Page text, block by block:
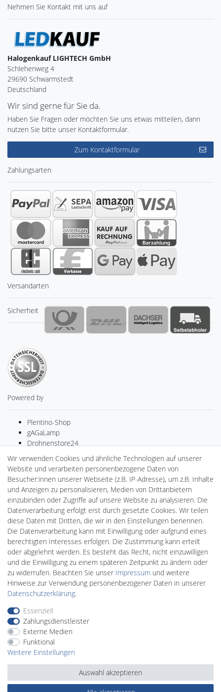
Nehmen Sie Kontakt mit uns auf
Halogenkauf LIGHTECH GmbH
Schlehenweg 4
29690 Schwarmstedt
Deutschland
Wir sind gerne für Sie da.
Haben Sie Fragen oder möchten Sie uns etwas mitteilen, dann
nutzen Sie bitte unser Kontaktformular.
Zum Kontaktformular
Zahlungsarten
Versandarten
Sicherheit
Powered by
Plentino-Shop
gAGaLamp
Drohnenstore24
Batteriespeicher
PlentiSolar
Gebrauchtlicht
Wallbox24
DEYESOLAR
Lightech Connect
CardanLight Europe
FORTIMO LEDs
LED-RETROSHOP
MeinUSB
Impressum
Barrierefreiheitserklärung
Vertrag widerrufen
Wir verwenden Cookies und ähnliche Technologien auf unserer
Website und verarbeiten personenbezogene Daten von
Besucher:innen unserer Webseite (z.B. IP-Adresse), um z.B. Inhalte
und Anzeigen zu personalisieren, Medien von Drittanbietern
einzubinden oder Zugriffe auf unsere Website zu analysieren. Die
Datenverarbeitung erfolgt erst durch gesetzte Cookies. Wir teilen
diese Daten mit Dritten, die wir in den Einstellungen benennen.
Die Datenverarbeitung kann mit Einwilligung oder aufgrund eines
berechtigten Interesses erfolgen. Die Zustimmung kann erteilt
oder abgelehnt werden. Es besteht das Recht, nicht einzuwilligen
und die Einwilligung zu einem späteren Zeitpunkt zu ändern oder
zu widerrufen. Beachten Sie unser Impressum und weitere
Hinweise zur Verwendung personenbezogener Daten in unserer
Daten­schutz­erklärung.
Essenziell
Zahlungsdienstleister
Externe Medien
Funktional
Weitere Einstellungen
Auswahl akzeptieren